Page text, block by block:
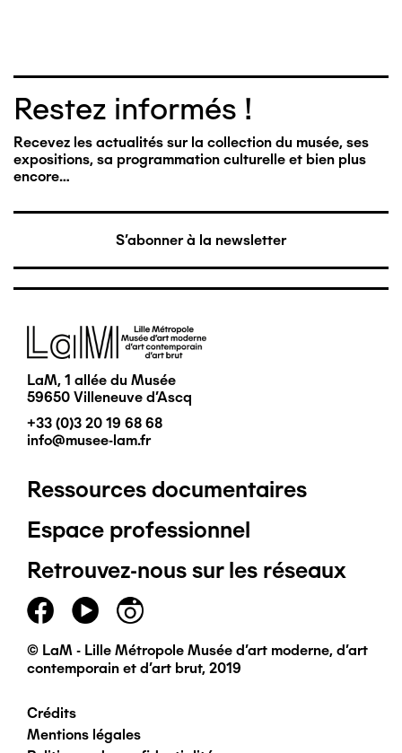
Restez informés !
Recevez les actualités sur la collection du musée, ses
expositions, sa programmation culturelle et bien plus
encore…
S'abonner à la newsletter
Image
LaM, 1 allée du Musée
59650 Villeneuve d'Ascq
+33 (0)3 20 19 68 68
info@musee-lam.fr
Pied
de
page
principal
Ressources documentaires
Espace professionnel
Retrouvez-nous sur les réseaux
© LaM - Lille Métropole Musée d'art moderne, d'art
contemporain et d'art brut, 2019
Pied
Crédits
Mentions légales